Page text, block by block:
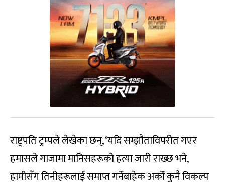
राष्ट्रपति ट्रम्पले लेखेका छन्, ‘यदि सम्झौताविपरीत गएर
हमासले गाजामा मानिसहरूको हत्या जारी राख्छ भने,
हामीसँग तिनीहरूलाई समाप्त गर्नेबाहेक अर्को कुनै विकल्प